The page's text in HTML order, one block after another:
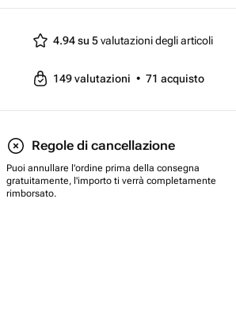
4.94 su 5valutazioni degli articoli
149valutazioni • 71 acquisto
Regole di cancellazione
Puoi annullare l'ordine prima della consegna
gratuitamente, l'importo ti verrà completamente
rimborsato.